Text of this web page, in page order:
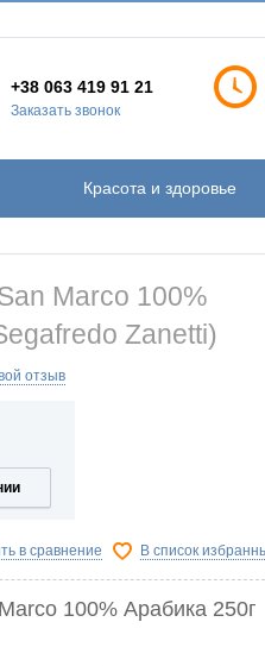
+38 063 419 91 21
Заказать звонок
Красота и здоровье
Marco 100%
Zanetti)
отзыв
в сравнение В список
100% Арабика 250г